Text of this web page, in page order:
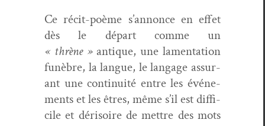
Ce réc­it-poème s’annonce en effet
dès le départ comme un
« thrène » antique, une lamen­ta­tion
funèbre, la langue, le lan­gage assur­
ant une con­ti­nu­ité entre les événe­
ments et les êtres, même s’il est dif­fi­
cile et dérisoire de met­tre des mots